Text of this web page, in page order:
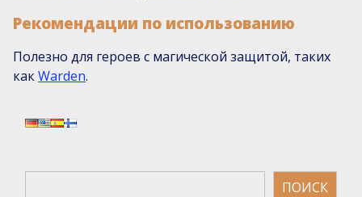
Рекомендации по использованию
Полезно для героев с магической защитой, таких
какWarden.
Поиск
ПОИСК